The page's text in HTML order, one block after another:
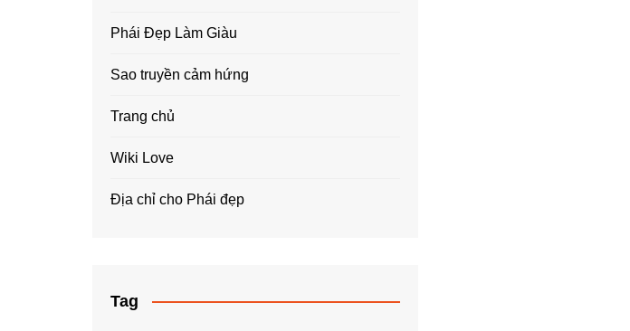
Phái Đẹp Làm Giàu
Sao truyền cảm hứng
Trang chủ
Wiki Love
Địa chỉ cho Phái đẹp
Tag